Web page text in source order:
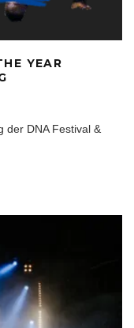
YEAR
der DNA Festival &